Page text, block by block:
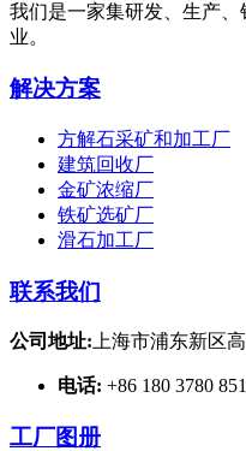
我们是一家集研发、生产
业。
解决方案
方解石采矿和加工厂
建筑回收厂
金矿浓缩厂
铁矿选矿厂
滑石加工厂
联系我们
公司地址: 上海市浦东新区
电话: +86 180 3780
工厂图册